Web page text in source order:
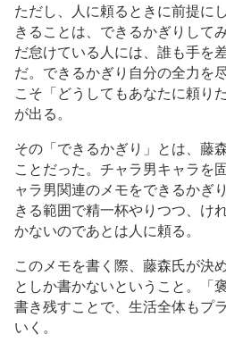
ただし、人に頼るときに前提に
きることは、できるかぎりして
だ怠けている人には、誰も手を
だ。できるかぎり自分の全力を
こそ「どうしてもあなたに頼り
が出る。
その「できるかぎり」とは、藤
ことだった。チャラ男キャラを
ャラ男関連のメモをできるかぎ
きる範囲で精一杯やりつつ、け
かないのであとは人に頼る。
このメモを書く際、藤森氏が決
としか書かないということ。「
書き残すことで、生活全体もプ
いく。